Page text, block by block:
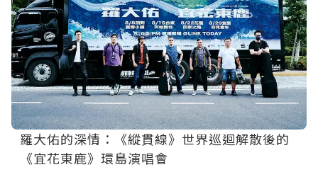
羅大佑的深情：《縱貫線》世界巡迴解散後的
《宜花東鹿》環島演唱會